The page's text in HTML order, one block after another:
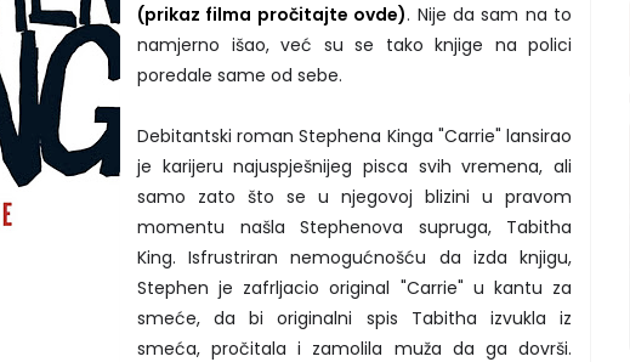
(prikaz filma pročitajte ovde). Nije da sam na to
namjerno išao, već su se tako knjige na polici
poredale same od sebe.
Debitantski roman Stephena Kinga "Carrie" lansirao
je karijeru najuspješnijeg pisca svih vremena, ali
samo zato što se u njegovoj blizini u pravom
momentu našla Stephenova supruga, Tabitha
King. Isfrustriran nemogućnošću da izda knjigu,
Stephen je zafrljacio original "Carrie" u kantu za
smeće, da bi originalni spis Tabitha izvukla iz
smeća, pročitala i zamolila muža da ga dovrši.